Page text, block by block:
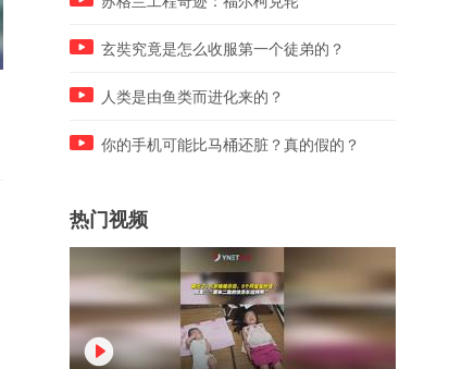
00:17
谁能拒绝一辆粉粉嫩嫩的水泥
这个大姐用巧克力制作的足
玄奘究竟是怎么收服第一个徒弟的？
人类是由鱼类而进化来的？
你的手机可能比马桶还脏？真的假的？
热门视频